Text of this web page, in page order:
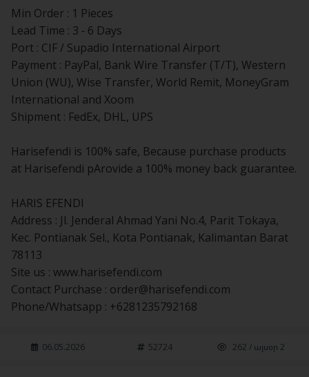
Min Order : 1 Pieces
Lead Time : 3 - 6 Days
Port : CIF / Supadio International Airport
Payment : PayPal, Bank Wire Transfer (T/T), Western
Union (WU), Wise Transfer, World Remit, MoneyGram
International and Xoom
Shipment : FedEx, DHL, UPS
Harisefendi is 100% safe, Because purchase products
at Harisefendi pArovide a 100% money back guarantee.
HARIS EFENDI
Address : Jl. Jenderal Ahmad Yani No.4, Parit Tokaya,
Kec. Pontianak Sel., Kota Pontianak, Kalimantan Barat
78113
Site us : www.harisefendi.com
Contact Purchase : order@harisefendi.com
Phone/Whatsapp : +6281235792168
06.05.2026 52724 262 / այսօր 2